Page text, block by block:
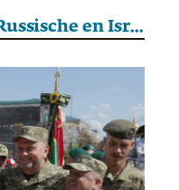
OpenAI zegt Chinese, Russische en Israëlische beïnvloedingscampagnes te hebben verstoord